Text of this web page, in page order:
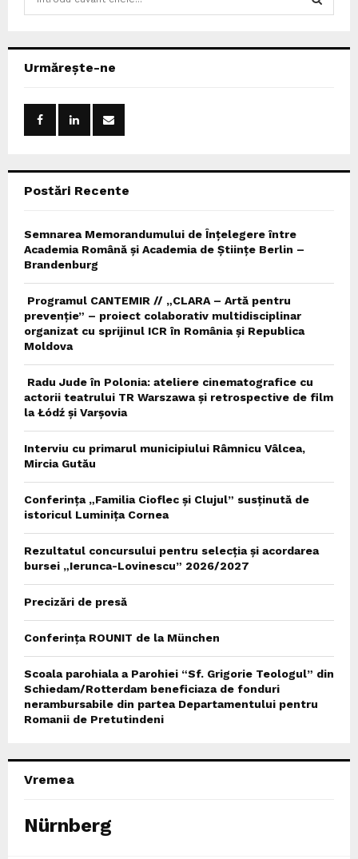
h
o
Urmărește-ne
Postări Recente
Semnarea Memorandumului de Înțelegere între
Academia Română și Academia de Științe Berlin –
Brandenburg
Programul CANTEMIR // „CLARA – Artă pentru
prevenție” – proiect colaborativ multidisciplinar
organizat cu sprijinul ICR în România și Republica
Moldova
Radu Jude în Polonia: ateliere cinematografice cu
actorii teatrului TR Warszawa și retrospective de film
la Łódź și Varșovia
Interviu cu primarul municipiului Râmnicu Vâlcea,
Mircia Gutău
Conferința „Familia Cioflec și Clujul” susținută de
istoricul Luminița Cornea
Rezultatul concursului pentru selecția și acordarea
bursei „Ierunca-Lovinescu” 2026/2027
Precizări de presă
Conferința ROUNIT de la München
Scoala parohiala a Parohiei “Sf. Grigorie Teologul” din
Schiedam/Rotterdam beneficiaza de fonduri
nerambursabile din partea Departamentului pentru
Romanii de Pretutindeni
Vremea
Nürnberg